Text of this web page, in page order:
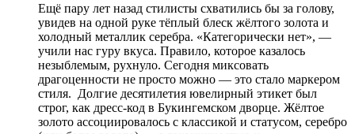
Ещё пару лет назад стилисты схватились бы за голову,
увидев на одной руке тёплый блеск жёлтого золота и
холодный металлик серебра. «Категорически нет», —
учили нас гуру вкуса. Правило, которое казалось
незыблемым, рухнуло. Сегодня миксовать
драгоценности не просто можно — это стало маркером
стиля. Долгие десятилетия ювелирный этикет был
строг, как дресс-код в Букингемском дворце. Жёлтое
золото ассоциировалось с классикой и статусом, серебро